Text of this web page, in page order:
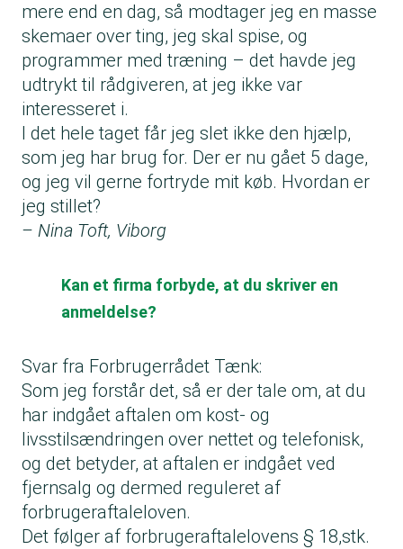
mere end en dag, så modtager jeg en masse
skemaer over ting, jeg skal spise, og
programmer med træning – det havde jeg
udtrykt til rådgiveren, at jeg ikke var
interesseret i.
I det hele taget får jeg slet ikke den hjælp,
som jeg har brug for. Der er nu gået 5 dage,
og jeg vil gerne fortryde mit køb. Hvordan er
jeg stillet?
– Nina Toft, Viborg
Kan et firma forbyde, at du skriver en
anmeldelse?
Svar fra Forbrugerrådet Tænk:
Som jeg forstår det, så er der tale om, at du
har indgået aftalen om kost- og
livsstilsændringen over nettet og telefonisk,
og det betyder, at aftalen er indgået ved
fjernsalg og dermed reguleret af
forbrugeraftaleloven.
Det følger af forbrugeraftalelovens § 18,stk.